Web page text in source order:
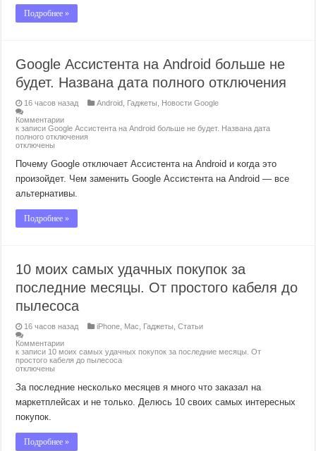
Подробнее »
Google Ассистента на Android больше не
будет. Названа дата полного отключения
16 часов назад Android Гаджеты
Новости Google
Комментарии
к записи Google Ассистента на Android больше не будет. Названа дата
полного отключения
отключены
Почему Google отключает Ассистента на Android и когда это
произойдет. Чем заменить Google Ассистента на Android — все
альтернативы.
Подробнее »
10 моих самых удачных покупок за
последние месяцы. От простого кабеля до
пылесоса
16 часов назад iPhone Mac Гаджеты ,Статьи
Комментарии
к записи 10 моих самых удачных покупок за последние месяцы. От
простого кабеля до пылесоса
отключены
За последние несколько месяцев я много что заказал на
маркетплейсах и не только. Делюсь 10 своих самых интересных
покупок.
Подробнее »